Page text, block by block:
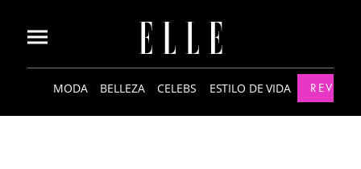
MODA BELLEZA CELEBS ESTILO DE VIDA